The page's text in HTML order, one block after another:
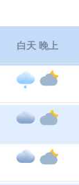
白天 晚上